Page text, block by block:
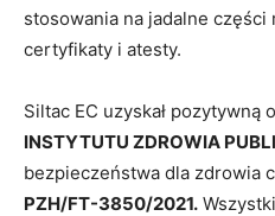
stosowania na jadalne
certyfikaty i atesty.
Siltac EC uzyskał pozytywną
INSTYTUTU ZDROWIA
bezpieczeństwa dla zdrowia
PZH/FT-3850/2021.